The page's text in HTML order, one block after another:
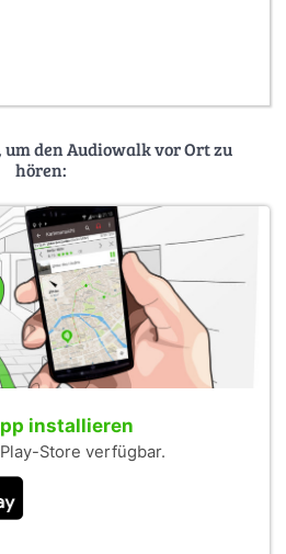
um den Audiowalk vor Ort zu
hören:
installieren
Store verfügbar.